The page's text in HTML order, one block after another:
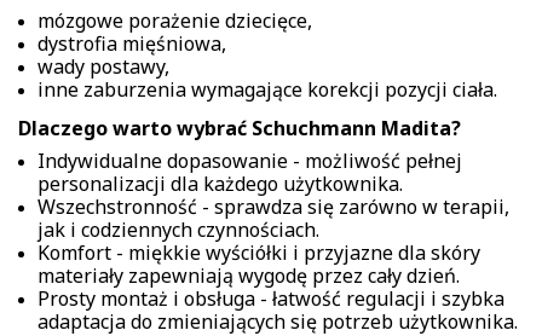
mózgowe porażenie dziecięce,
dystrofia mięśniowa,
wady postawy,
inne zaburzenia wymagające korekcji pozycji ciała.
Dlaczego warto wybrać Schuchmann Madita?
Indywidualne dopasowanie - możliwość pełnej
personalizacji dla każdego użytkownika.
Wszechstronność - sprawdza się zarówno w terapii,
jak i codziennych czynnościach.
Komfort - miękkie wyściółki i przyjazne dla skóry
materiały zapewniają wygodę przez cały dzień.
Prosty montaż i obsługa - łatwość regulacji i szybka
adaptacja do zmieniających się potrzeb użytkownika.